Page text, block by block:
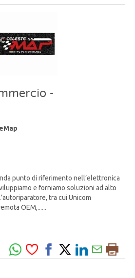
-
punto di riferimento nell’elettronica
e forniamo soluzioni ad alto
tra cui Unicom
OEM,......